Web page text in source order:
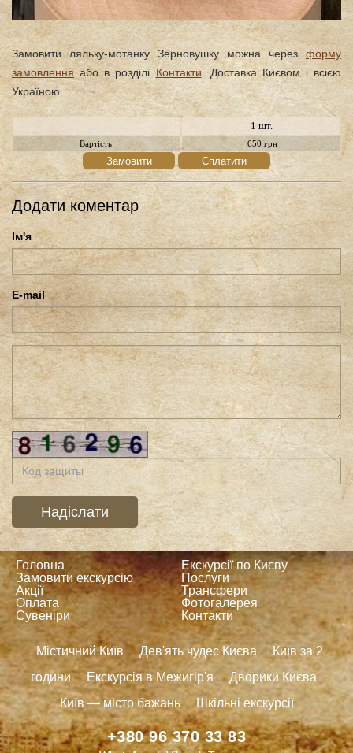
Замовити ляльку-мотанку Зерновушку можна через форму
замовлення або в розділіКонтакти. Доставка Києвом і всією
Україною.
1 шт.
Вартість 650 грн
Замовити Сплатити
Додати коментар
Ім'я
E-mail
Головна
Екскурсії по Києву
Замовити екскурсію
Послуги
Акції
Трансфери
Оплата
Фотогалерея
Сувеніри
Контакти
Містичний Київ Дев'ять чудес Києва
Київ за 2
години
Екскурсія в Межигір'я
Дворики Києва
Київ — місто бажань
Шкільні екскурсії
+380 96 370 33 83